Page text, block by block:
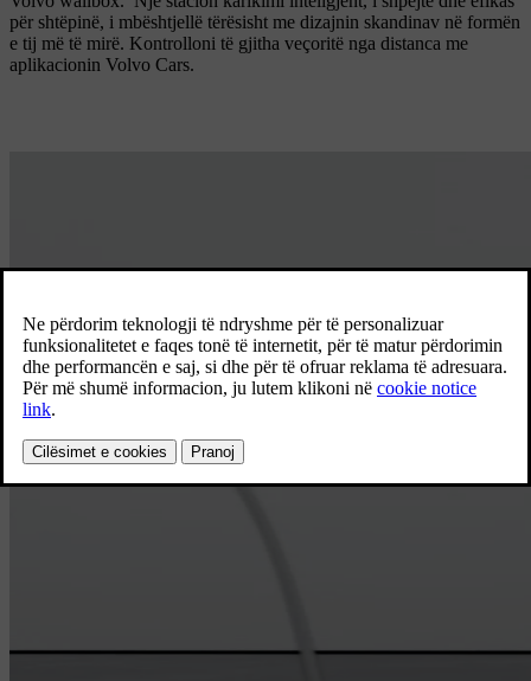
për shtëpinë, i mbështjellë tërësisht me dizajnin skandinav në formën
e tij më të mirë. Kontrolloni të gjitha veçoritë nga distanca me
aplikacionin Volvo Cars.